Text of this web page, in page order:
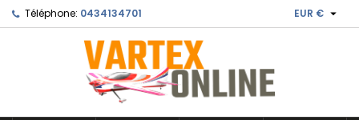
Téléphone: 0434134701 EUR € 